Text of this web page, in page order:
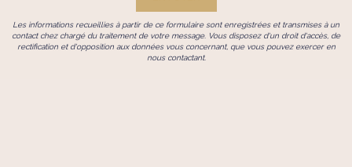
Les informations recueillies à partir de ce formulaire sont enregistrées et transmises à un
contact chez chargé du traitement de votre message. Vous disposez d'un droit d'accès, de
rectification et d'opposition aux données vous concernant, que vous pouvez exercer en
nous contactant.